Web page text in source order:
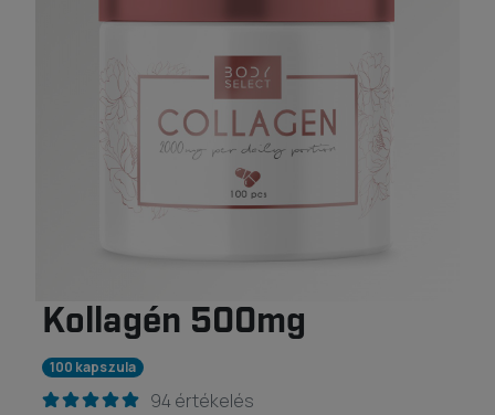
Kollagén 500mg
100 kapszula
94 értékelés